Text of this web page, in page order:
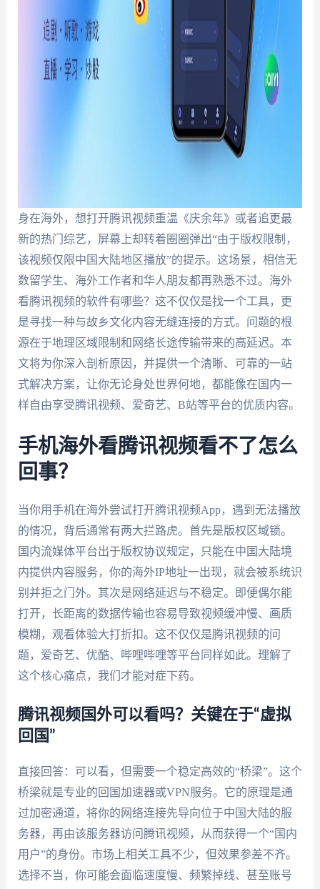
身在海外，想打开腾讯视频重温《庆余年》或者追更最
新的热门综艺，屏幕上却转着圈圈弹出“由于版权限制，
该视频仅限中国大陆地区播放”的提示。这场景，相信无
数留学生、海外工作者和华人朋友都再熟悉不过。海外
看腾讯视频的软件有哪些？这不仅仅是找一个工具，更
是寻找一种与故乡文化内容无缝连接的方式。问题的根
源在于地理区域限制和网络长途传输带来的高延迟。本
文将为你深入剖析原因，并提供一个清晰、可靠的一站
式解决方案，让你无论身处世界何地，都能像在国内一
样自由享受腾讯视频、爱奇艺、B站等平台的优质内容。
手机海外看腾讯视频看不了怎么
回事？
当你用手机在海外尝试打开腾讯视频App，遇到无法播放
的情况，背后通常有两大拦路虎。首先是版权区域锁。
国内流媒体平台出于版权协议规定，只能在中国大陆境
内提供内容服务，你的海外IP地址一出现，就会被系统识
别并拒之门外。其次是网络延迟与不稳定。即便偶尔能
打开，长距离的数据传输也容易导致视频缓冲慢、画质
模糊，观看体验大打折扣。这不仅仅是腾讯视频的问
题，爱奇艺、优酷、哔哩哔哩等平台同样如此。理解了
这个核心痛点，我们才能对症下药。
腾讯视频国外可以看吗？关键在于“虚拟
回国”
直接回答：可以看，但需要一个稳定高效的“桥梁”。这个
桥梁就是专业的回国加速器或VPN服务。它的原理是通
过加密通道，将你的网络连接先导向位于中国大陆的服
务器，再由该服务器访问腾讯视频，从而获得一个“国内
用户”的身份。市场上相关工具不少，但效果参差不齐。
选择不当，你可能会面临速度慢、频繁掉线、甚至账号